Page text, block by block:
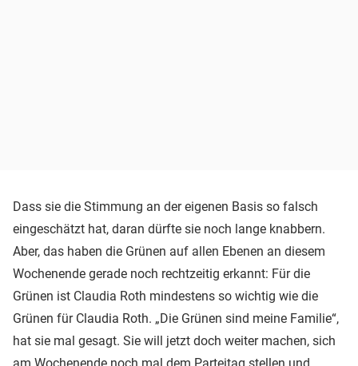
Dass sie die Stimmung an der eigenen Basis so falsch
eingeschätzt hat, daran dürfte sie noch lange knabbern.
Aber, das haben die Grünen auf allen Ebenen an diesem
Wochenende gerade noch rechtzeitig erkannt: Für die
Grünen ist Claudia Roth mindestens so wichtig wie die
Grünen für Claudia Roth. „Die Grünen sind meine Familie“,
hat sie mal gesagt. Sie will jetzt doch weiter machen, sich